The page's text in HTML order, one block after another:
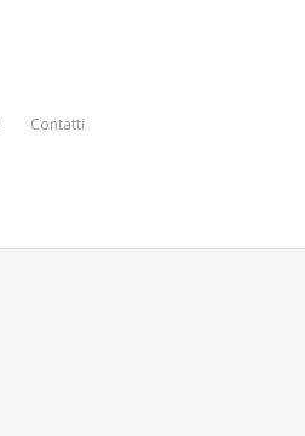
Contatti